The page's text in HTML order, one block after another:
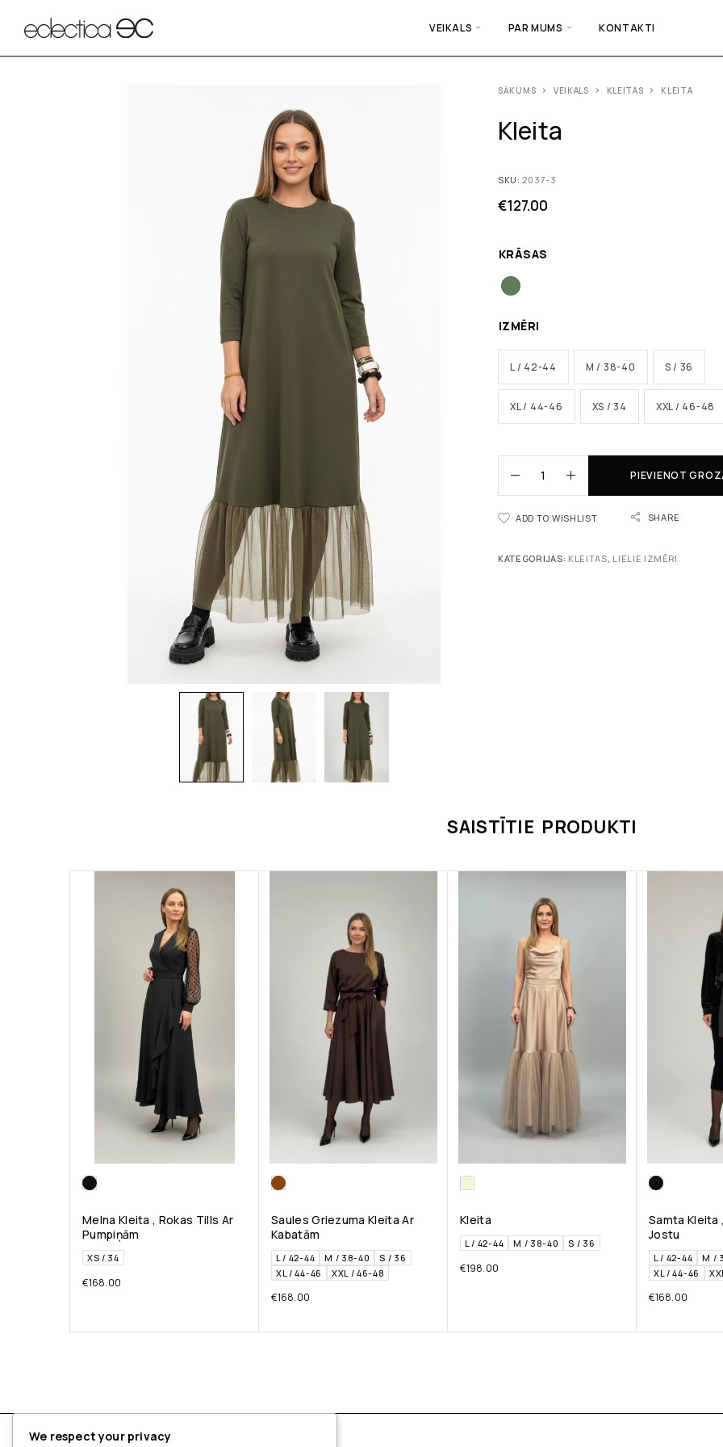
VEIKALS PAR MUMS KONTAKTI
SĀKUMS VEIKALS KLEITAS KLEITA
Kleita
SKU:2037-3
€127.00
KRĀSAS
IZMĒRI
L / 42-44 M / 38-40 S / 36
XL / 44-46 XS / 34 XXL / 46-48
PIEVIENOT
ADD TO WISHLIST SHARE
KATEGORIJAS: KLEITAS LIELIE IZMĒRI
SAISTĪTIE PRODUKTI
Melna Kleita , Rokas Tills Ar
Pumpiņām
XS / 34
€168.00
Saules Griezuma Kleita Ar
Kabatām
L / 42-44 M / 38-40
S / 36
XL / 44-46
XXL / 46-48
€168.00
Kleita
L / 42-44 M / 38-40 S / 36
€198.00
Samta Kleita
Jostu
L / 42-44
M /
XL / 44-46
€168.00
We respect your privacy